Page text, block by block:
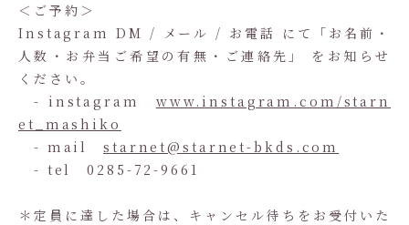
＜ご予約＞
Instagram DM / メール / お電話 にて「お名前・
人数・お弁当ご希望の有無・ご連絡先」 をお知らせ
ください。
- instagram www.instagram.com/starn
et_mashiko
- mailstarnet@starnet-bkds.com
- tel 0285-72-9661
＊定員に達した場合は、キャンセル待ちをお受付いた